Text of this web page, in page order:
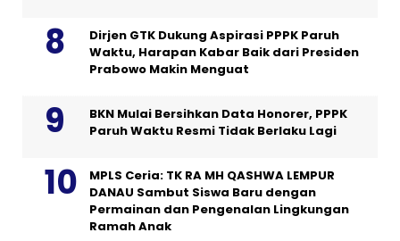
Dirjen GTK Dukung Aspirasi PPPK Paruh
Waktu, Harapan Kabar Baik dari Presiden
Prabowo Makin Menguat
BKN Mulai Bersihkan Data Honorer, PPPK
Paruh Waktu Resmi Tidak Berlaku Lagi
MPLS Ceria: TK RA MH QASHWA LEMPUR
DANAU Sambut Siswa Baru dengan
Permainan dan Pengenalan Lingkungan
Ramah Anak